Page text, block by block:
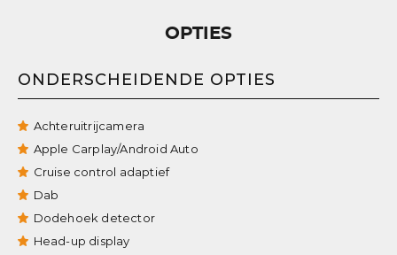
OPTIES
ONDERSCHEIDENDE OPTIES
Achteruitrijcamera
Apple Carplay/Android Auto
Cruise control adaptief
Dab
Dodehoek detector
Head-up display